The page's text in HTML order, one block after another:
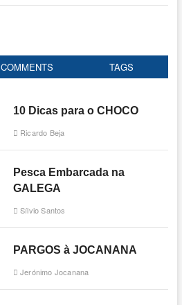
COMMENTS TAGS
10 Dicas para o CHOCO
Ricardo Beja
Pesca Embarcada na
GALEGA
Sílvio Santos
PARGOS à JOCANANA
Jerónimo Jocanana